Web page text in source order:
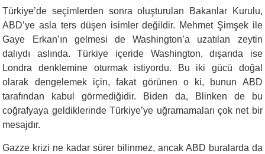
Türkiye’de seçimlerden sonra oluşturulan Bakanlar Kurulu,
ABD’ye asla ters düşen isimler değildir. Mehmet Şimşek ile
Gaye Erkan’ın gelmesi de Washington’a uzatılan zeytin
dalıydı aslında. Türkiye içeride Washington, dışarıda ise
Londra denklemine oturmak istiyordu. Bu iki gücü doğal
olarak dengelemek için, fakat görünen o ki, bunun ABD
tarafından kabul görmediğidir. Biden da, Blinken de bu
coğrafyaya geldiklerinde Türkiye’ye uğramamaları çok net bir
mesajdır.
Gazze krizi ne kadar sürer bilinmez, ancak ABD buralarda da